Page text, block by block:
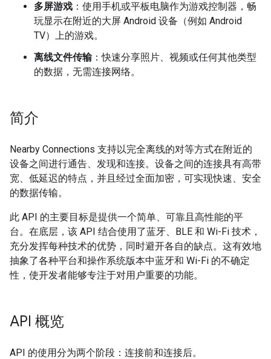
多屏游戏 ：使用手机或平板电脑作为游戏控制器，畅
玩显示在附近的大屏 Android 设备（例如 Android
TV）上的游戏。
离线文件传输：快速分享照片、视频或任何其他类型
的数据，无需连接网络。
简介
Nearby Connections 支持以完全离线的对等方式在附近的
设备之间进行通告、发现和连接。设备之间的连接具有高带
宽、低延迟的特点，并且经过全面加密，可实现快速、安全
的数据传输。
此 API 的主要目标是提供一个简单、可靠且高性能的平
台。在底层，该 API 结合使用了蓝牙、BLE 和 Wi-Fi 技术，
充分发挥每种技术的优势，同时避开各自的缺点。这有效地
抽象了各种平台和操作系统版本中蓝牙和 Wi-Fi 的不确定
性，使开发者能够专注于对用户重要的功能。
API 概览
API 的使用分为两个阶段：连接前和连接后。